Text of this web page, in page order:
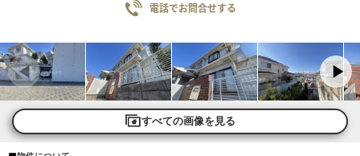
電話でお問合せする
すべての画像を見る